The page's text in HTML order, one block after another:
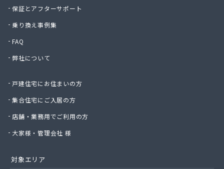
株式会社宇佐美プロパン
株式会社下林
株式会社桑原商事
株式会社元久商店
株式会社古田商店
株式会社三好ガス
株式会社山源服部商会
株式会社山新プロパン部
保証とアフターサポート
乗り換え事例集
FAQ
弊社について
戸建住宅にお住まいの方
集合住宅にご入居の方
店舗・業務用でご利用の方
大家様・管理会社 様
対象エリア